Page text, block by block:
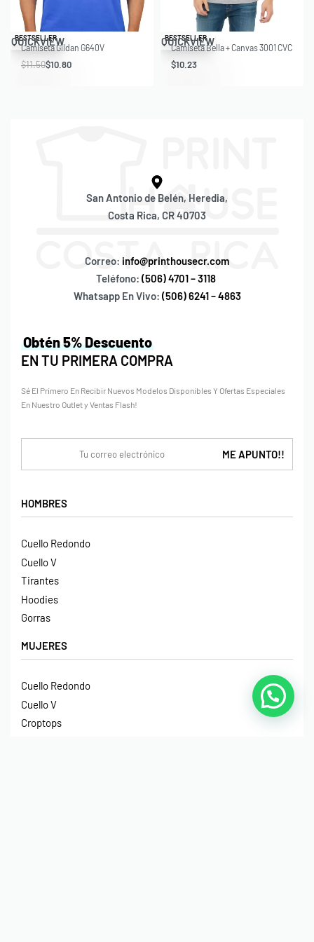
Save $0.70
BESTSELLER
QUICKVIEW
Camiseta Gildan G640V
$11.50$10.80
Save $1,001.27
BESTSELLER
QUICKVIEW
Camiseta Bella + Canvas 3001 CVC
$10.23
San Antonio de Belén, Heredia,
Costa Rica, CR 40703
Correo: info@printhousecr.com
Teléfono: (506) 4701 – 3118
Whatsapp En Vivo: (506) 6241 – 4863
HOMBRES
Cuello Redondo
Cuello V
Tirantes
Hoodies
Gorras
MUJERES
Cuello Redondo
Cuello V
Croptops
Obtén 5% Descuento
EN TU PRIMERA COMPRA
Sé El Primero En Recibir Nuevos Modelos Disponibles Y Ofertas Especiales
En Nuestro Outlet y Ventas Flash!